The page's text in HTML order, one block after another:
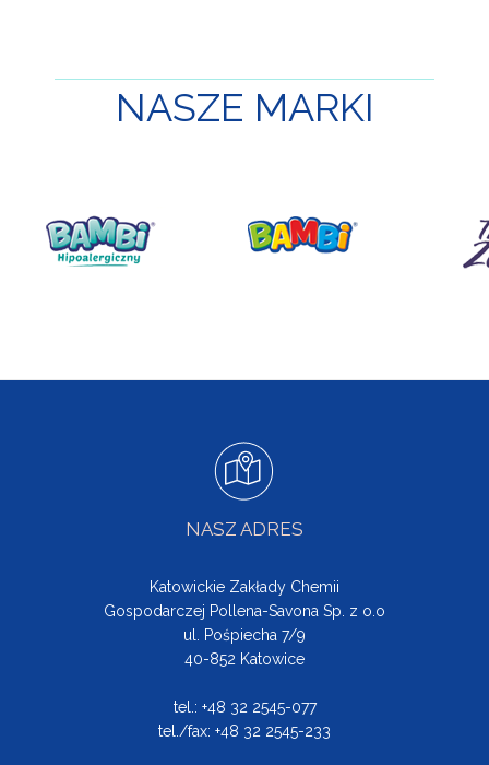
NASZE MARKI
NASZ ADRES
Katowickie Zakłady Chemii
Gospodarczej Pollena-Savona Sp. z o.o
ul. Pośpiecha 7/9
40-852 Katowice
tel.: +48 32 2545-077
tel./fax: +48 32 2545-233